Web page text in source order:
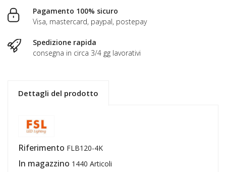
Pagamento 100% sicuro
Visa, mastercard, paypal, postepay
Spedizione rapida
consegna in circa 3/4 gg lavorativi
Dettagli del prodotto
Riferimento FLB120-4K
In magazzino 1440 Articoli